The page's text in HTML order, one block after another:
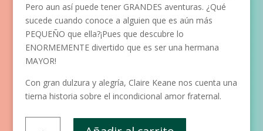
Pero aun así puede tener GRANDES aventuras. ¿Qué
sucede cuando conoce a alguien que es aún más
PEQUEÑO que ella?¡Pues que descubre lo
ENORMEMENTE divertido que es ser una hermana
MAYOR!
Con gran dulzura y alegría, Claire Keane nos cuenta una
tierna historia sobre el incondicional amor fraternal.